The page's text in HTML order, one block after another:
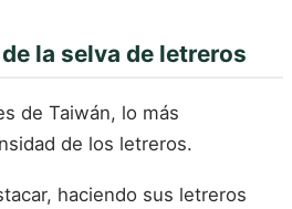
la selva de letreros
de Taiwán, lo más
de los letreros.
haciendo sus letreros